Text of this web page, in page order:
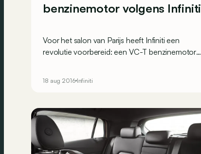
benzinemotor volgens Infiniti
Voor het salon van Parijs heeft Infiniti een
revolutie voorbereid: een VC-T benzinemotor
18 aug 2016 Infiniti